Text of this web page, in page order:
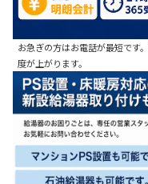
お急ぎの方はお電話が最短です
度が上がります。